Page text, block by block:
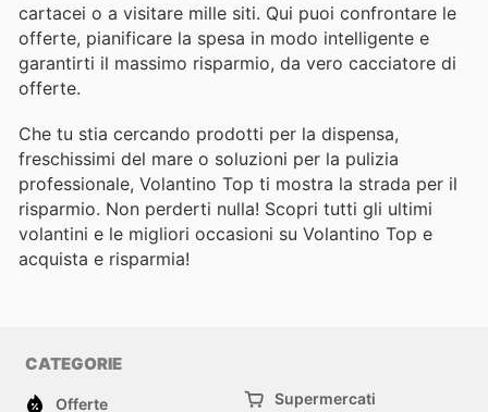
cartacei o a visitare mille siti. Qui puoi confrontare le
offerte, pianificare la spesa in modo intelligente e
garantirti il massimo risparmio, da vero cacciatore di
offerte.
Che tu stia cercando prodotti per la dispensa,
freschissimi del mare o soluzioni per la pulizia
professionale, Volantino Top ti mostra la strada per il
risparmio. Non perderti nulla! Scopri tutti gli ultimi
volantini e le migliori occasioni su Volantino Top e
acquista e risparmia!
CATEGORIE
Offerte Supermercati